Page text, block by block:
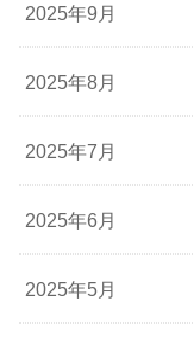
2025年9月
2025年8月
2025年7月
2025年6月
2025年5月